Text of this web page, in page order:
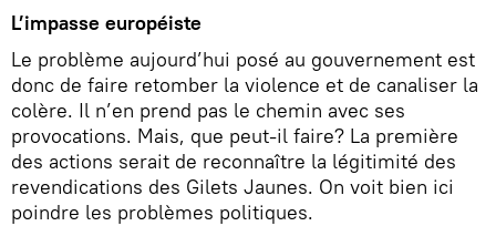
L’impasse européiste
Le problème aujourd’hui posé au gouvernement est
donc de faire retomber la violence et de canaliser la
colère. Il n’en prend pas le chemin avec ses
provocations. Mais, que peut-il faire? La première
des actions serait de reconnaître la légitimité des
revendications des Gilets Jaunes. On voit bien ici
poindre les problèmes politiques.